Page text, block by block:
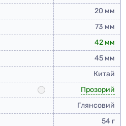
20 мм
73 мм
42 мм
45 мм
Китай
Прозорий
Глянсовий
54 г